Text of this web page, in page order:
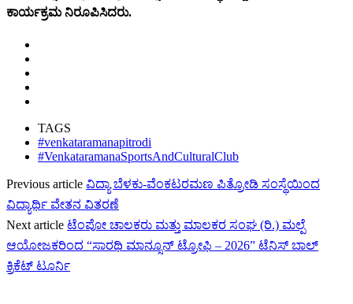
ಕಾರ್ಯಕ್ರಮ ನಿರೂಪಿಸಿದರು.
TAGS
#venkataramanapitrodi
#VenkataramanaSportsAndCulturalClub
Previous article ವಿದ್ಯಾ ಬೆಳಕು-ವೆಂಕಟರಮಣ ಪಿತ್ರೋಡಿ ಸಂಸ್ಥೆಯಿಂದ
ವಿದ್ಯಾರ್ಥಿ ವೇತನ ವಿತರಣೆ
Next article ಟೆಂಪೋ ಚಾಲಕರು ಮತ್ತು ಮಾಲಕರ ಸಂಘ (ರಿ.) ಮಲ್ಪೆ
ಆಯೋಜಕರಿಂದ “ಸಾರಥಿ ಮಾನ್ಸೂನ್ ಟ್ರೋಫಿ – 2026” ಟೆನಿಸ್ ಬಾಲ್
ಕ್ರಿಕೆಟ್ ಟೂರ್ನಿ